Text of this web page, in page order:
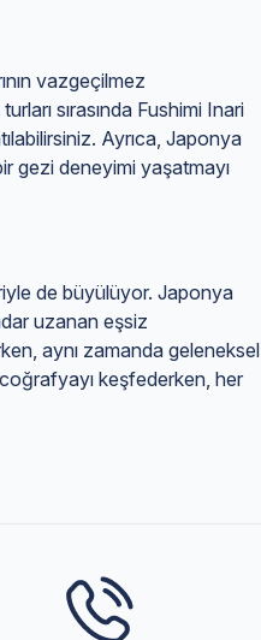
vazgeçilmez
sırasında Fushimi Inari
Ayrıca, Japonya
gezi deneyimi yaşatmayı
de büyülüyor. Japonya
uzanan eşsiz
aynı zamanda geleneksel
keşfederken, her